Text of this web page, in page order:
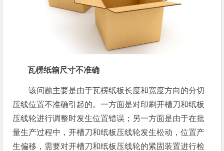
瓦楞纸箱尺寸不准确
该问题主要是由于瓦楞纸板长度和宽度方向的分切
压线位置不准确引起的。一方面是对印刷开槽刀和纸板
压线轮进行调整时发生位置错误；另一方面是由于在批
量生产过程中，开槽刀和纸板压线轮发生松动，位置产
生偏移，需要对开槽刀和纸板压线轮的紧固装置进行检